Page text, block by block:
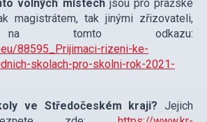
volných místechjsou pro pražské
magistrátem, tak jinými zřizovateli,
na tomto odkazu:
88595_Prijimaci-rizeni-ke-
skolach-pro-skolni-rok-2021-
ve Středočeském kraji? Jejich